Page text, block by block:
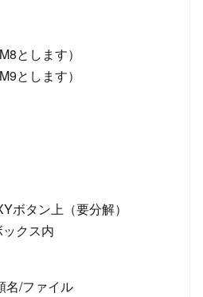
とします）
とします）
ボタン上（要分解）
クス内
名/ファイル